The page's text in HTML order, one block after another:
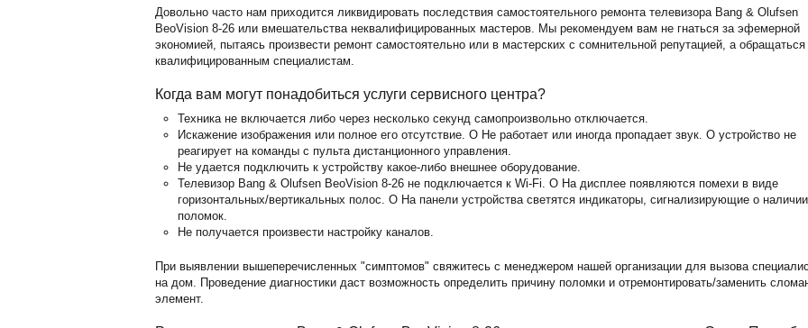
Довольно часто нам приходится ликвидировать последствия самостоятельного ремонта телевизора Bang & Olufsen
BeoVision 8-26 или вмешательства неквалифицированных мастеров. Мы рекомендуем вам не гнаться за эфемерной
экономией, пытаясь произвести ремонт самостоятельно или в мастерских с сомнительной репутацией, а обращаться
квалифицированным специалистам.
Когда вам могут понадобиться услуги сервисного центра?
Техника не включается либо через несколько секунд самопроизвольно отключается.
Искажение изображения или полное его отсутствие. O Не работает или иногда пропадает звук. O устройство не
реагирует на команды с пульта дистанционного управления.
Не удается подключить к устройству какое-либо внешнее оборудование.
Телевизор Bang & Olufsen BeoVision 8-26 не подключается к Wi-Fi. O На дисплее появляются помехи в виде
горизонтальных/вертикальных полос. O На панели устройства светятся индикаторы, сигнализирующие о наличии
поломок.
Не получается произвести настройку каналов.
При выявлении вышеперечисленных "симптомов" свяжитесь с менеджером нашей организации для вызова
на дом. Проведение диагностики даст возможность определить причину поломки и отремонтировать/заменить
элемент.